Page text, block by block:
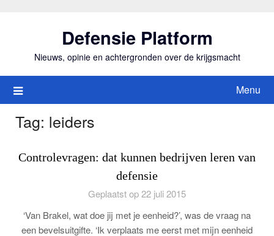
Defensie Platform
Nieuws, opinie en achtergronden over de krijgsmacht
Menu
Tag: leiders
Controlevragen: dat kunnen bedrijven leren van
defensie
Geplaatst op 22 juli 2015
‘Van Brakel, wat doe jij met je eenheid?’, was de vraag na
een bevelsuitgifte. ‘Ik verplaats me eerst met mijn eenheid